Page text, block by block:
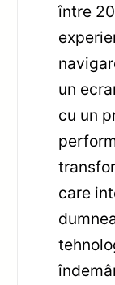
între
un
cu un
care